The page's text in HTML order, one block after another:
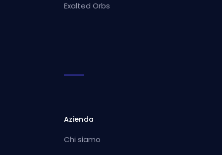
Exalted Orbs
Azienda
Chi siamo